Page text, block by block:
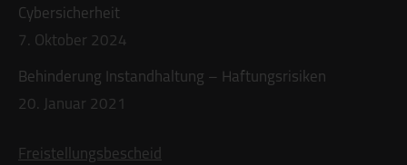
Cybersicherheit
7. Oktober 2024
Behinderung Instandhaltung – Haftungsrisiken
20. Januar 2021
Freistellungsbescheid